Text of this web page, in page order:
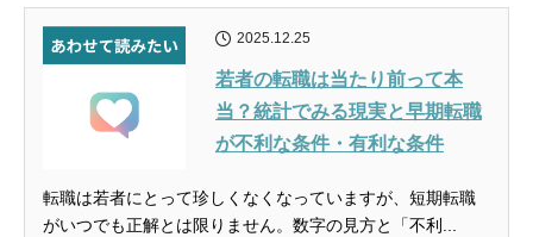
2025.12.25
若者の転職は当たり前って本
当？統計でみる現実と早期転職
が不利な条件・有利な条件
転職は若者にとって珍しくなくなっていますが、短期転職
がいつでも正解とは限りません。数字の見方と「不利...